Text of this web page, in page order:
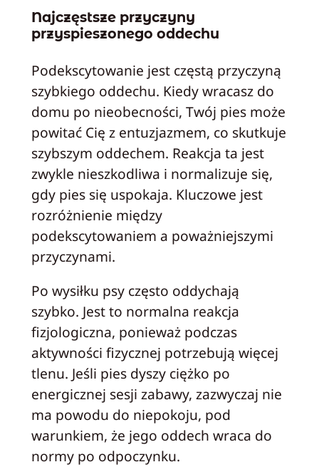
Najczęstsze przyczyny
przyspieszonego oddechu
Podekscytowanie jest częstą przyczyną
szybkiego oddechu. Kiedy wracasz do
domu po nieobecności, Twój pies może
powitać Cię z entuzjazmem, co skutkuje
szybszym oddechem. Reakcja ta jest
zwykle nieszkodliwa i normalizuje się,
gdy pies się uspokaja. Kluczowe jest
rozróżnienie między
podekscytowaniem a poważniejszymi
przyczynami.
Po wysiłku psy często oddychają
szybko. Jest to normalna reakcja
fizjologiczna, ponieważ podczas
aktywności fizycznej potrzebują więcej
tlenu. Jeśli pies dyszy ciężko po
energicznej sesji zabawy, zazwyczaj nie
ma powodu do niepokoju, pod
warunkiem, że jego oddech wraca do
normy po odpoczynku.